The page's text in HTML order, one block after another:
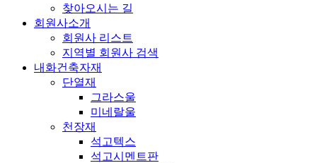
찾아오시는 길
회원사소개
회원사 리스트
지역별 회원사 검색
내화건축자재
단열재
그라스울
미네랄울
천장재
석고텍스
석고시멘트판